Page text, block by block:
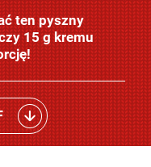
ten pyszny
15 g kremu